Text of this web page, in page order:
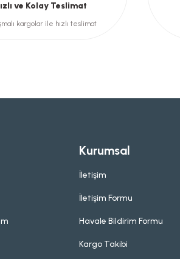
ve Kolay Teslimat
kargolar ile hızlı teslimat
Kurumsal
İletişim
İletişim Formu
Havale Bildirim Formu
Kargo Takibi